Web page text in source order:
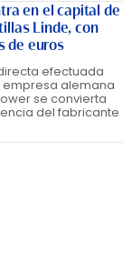
en el capital de
Linde, con
de euros
efectuada
empresa alemana
se convierta
del fabricante